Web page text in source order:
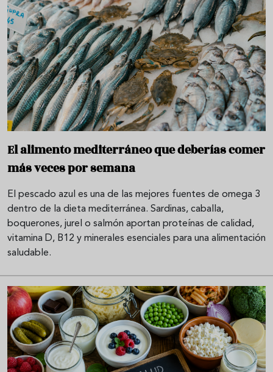
El alimento mediterráneo que deberías comer
más veces por semana
El pescado azul es una de las mejores fuentes de omega 3
dentro de la dieta mediterránea. Sardinas, caballa,
boquerones, jurel o salmón aportan proteínas de calidad,
vitamina D, B12 y minerales esenciales para una alimentación
saludable.